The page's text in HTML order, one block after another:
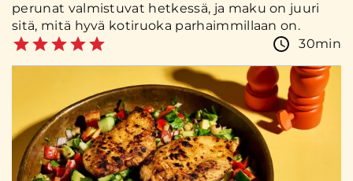
perunat valmistuvat hetkessä, ja maku on juuri
sitä, mitä hyvä kotiruoka parhaimmillaan on.
30min